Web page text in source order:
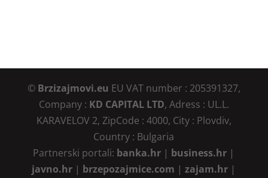
© Brzizajmovi.eu EU VAT number : 205391327,
Company : KD CAPITAL LTD, Adress : UL.L.
KARAVELOV 2, ZipCode : 4000, City : Plovdiv,
Country : Bulgaria
Partnerski portali: banka.hr | business.hr |
javno.hr | brzepozajmice.com |zajam.hr |